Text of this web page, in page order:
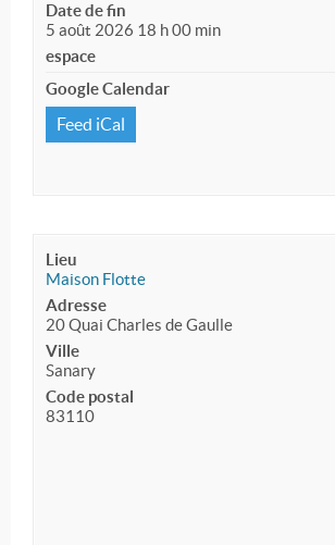
Date de fin
5 août 2026 18 h 00 min
espace
Google Calendar
Feed iCal
Lieu
Maison Flotte
Adresse
20 Quai Charles de Gaulle
Ville
Sanary
Code postal
83110